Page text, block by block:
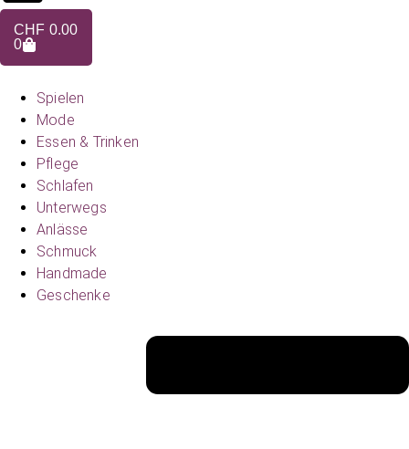
CHF 0.00
0
Spielen
Mode
Essen & Trinken
Pflege
Schlafen
Unterwegs
Anlässe
Schmuck
Handmade
Geschenke